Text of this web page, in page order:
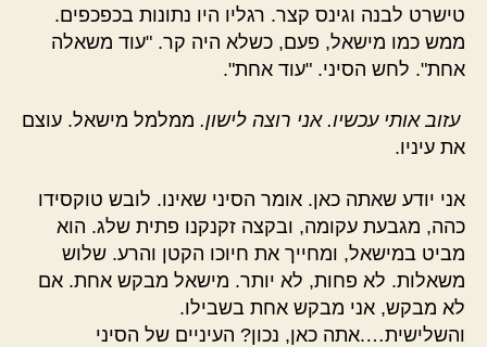
טישרט לבנה וגינס קצר. רגליו היו נתונות בכפכפים.
ממש כמו מישאל, פעם, כשלא היה קר. "עוד משאלה
אחת". לחש הסיני. "עוד אחת".
עזוב אותי עכשיו. אני רוצה לישון. ממלמל מישאל. עוצם
את עיניו.
אני יודע שאתה כאן. אומר הסיני שאינו. לובש טוקסידו
כהה, מגבעת עקומה, ובקצה זקנקנו פתית שלג. הוא
מביט במישאל, ומחייך את חיוכו הקטן והרע. שלוש
משאלות. לא פחות, לא יותר. מישאל מבקש אחת. אם
לא מבקש, אני מבקש אחת בשבילו.
והשלישית….אתה כאן, נכון? העיניים של הסיני